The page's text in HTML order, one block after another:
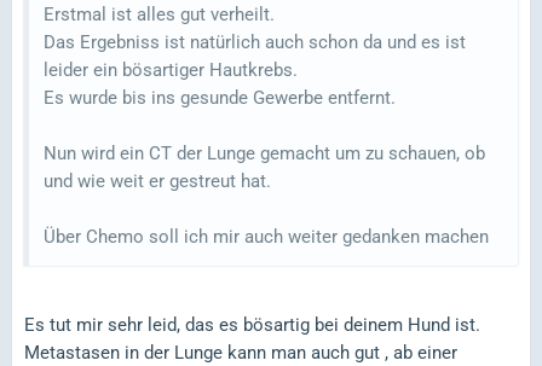
Erstmal ist alles gut verheilt.
Das Ergebniss ist natürlich auch schon da und es ist
leider ein bösartiger Hautkrebs.
Es wurde bis ins gesunde Gewerbe entfernt.
Nun wird ein CT der Lunge gemacht um zu schauen, ob
und wie weit er gestreut hat.
Über Chemo soll ich mir auch weiter gedanken machen
Es tut mir sehr leid, das es bösartig bei deinem Hund ist.
Metastasen in der Lunge kann man auch gut , ab einer